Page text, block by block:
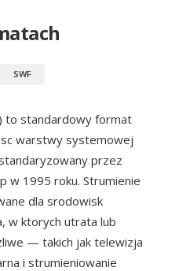
SWF
to standardowy format
warstwy systemowej
przez
w 1995 roku. Strumienie
dla srodowisk
w ktorych utrata lub
— takich jak telewizja
i strumieniowanie